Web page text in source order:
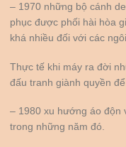
– 1970 những bộ cánh
phục được phối hài hòa
khá nhiều đối với các
Thực tế khi máy ra đời
đấu tranh giành quyền
– 1980 xu hướng áo độn
trong những năm đó.